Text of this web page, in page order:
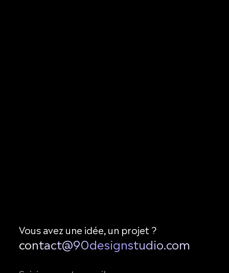
Vous avez une idée, un projet ?
contact@90designstudio.com